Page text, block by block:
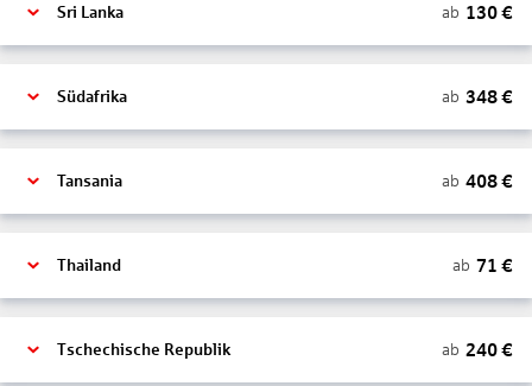
Sri Lanka ab 130€
Südafrika ab 348€
Tansania ab 408€
Thailand ab 71 €
Tschechische Republik ab 240€